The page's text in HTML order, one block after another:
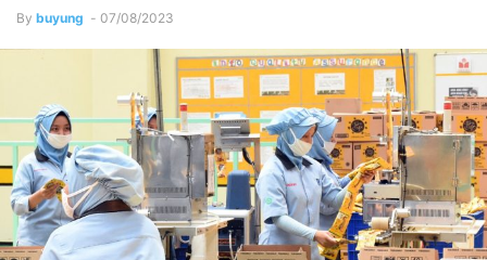
By buyung - 07/08/2023